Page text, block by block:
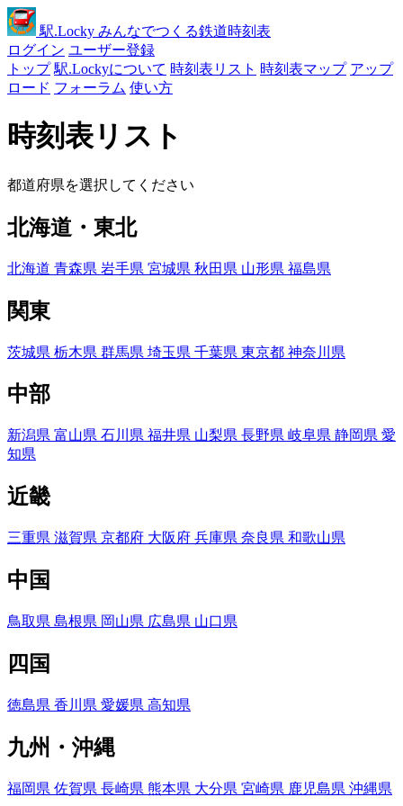
駅.Locky みんなでつくる鉄道時刻表
ログイン ユーザー登録
トップ 駅.Lockyについて 時刻表リスト 時刻表マップ アップ
ロード フォーラム 使い方
時刻表リスト
都道府県を選択してください
北海道・東北
北海道 青森県 岩手県 宮城県 秋田県 山形県 福島県
関東
茨城県 栃木県 群馬県 埼玉県 千葉県 東京都 神奈川県
中部
新潟県 富山県 石川県 福井県 山梨県 長野県 岐阜県 静岡県 愛
知県
近畿
三重県 滋賀県 京都府 大阪府 兵庫県 奈良県 和歌山県
中国
鳥取県 島根県 岡山県 広島県 山口県
四国
徳島県 香川県 愛媛県 高知県
九州・沖縄
福岡県 佐賀県 長崎県 熊本県 大分県 宮崎県 鹿児島県 沖縄県